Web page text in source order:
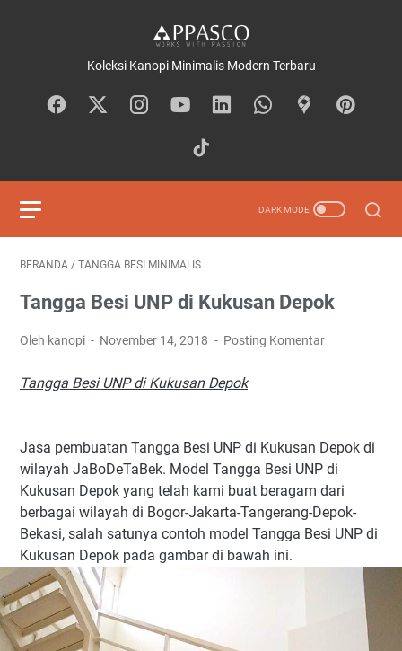
Koleksi Kanopi Minimalis Modern Terbaru
BERANDA / TANGGA BESI MINIMALIS
Tangga Besi UNP di Kukusan Depok
Oleh kanopi November 14, 2018 Posting Komentar
Tangga Besi UNP di Kukusan Depok
Jasa pembuatan Tangga Besi UNP di Kukusan Depok di
wilayah JaBoDeTaBek. Model Tangga Besi UNP di
Kukusan Depok yang telah kami buat beragam dari
berbagai wilayah di Bogor-Jakarta-Tangerang-Depok-
Bekasi, salah satunya contoh model Tangga Besi UNP di
Kukusan Depok pada gambar di bawah ini.